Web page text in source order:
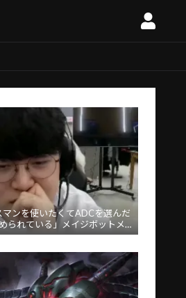
ンを使いたくてADCを選んだ
られている」メイジボットメ